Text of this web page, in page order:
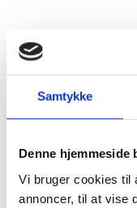
Samtykke
Denne hjemmeside
Vi bruger cookies til
annoncer, til at vise
Kontakt mig
Du kan let og hurtigt
formular.